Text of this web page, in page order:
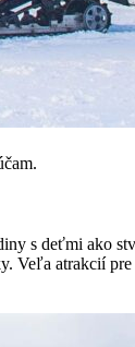
s deťmi ako
Veľa atrakcií